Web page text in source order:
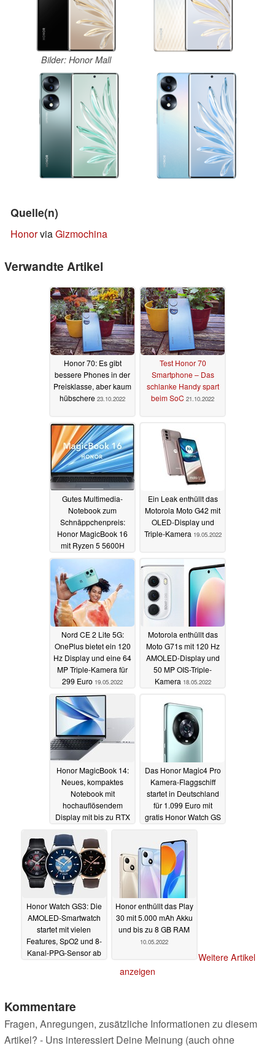
Bilder: Honor Mall
Quelle(n)
HonorviaGizmochina
Verwandte Artikel
Honor 70: Es gibt
bessere Phones in der
Preisklasse, aber kaum
hübschere 23.10.2022
Test Honor 70
Smartphone – Das
schlanke Handy spart
beim SoC 21.10.2022
Gutes Multimedia-
Notebook zum
Schnäppchenpreis:
Honor MagicBook 16
mit Ryzen 5 5600H
und 144 Hz stark
reduziert19.05.2022
Ein Leak enthüllt das
Motorola Moto G42 mit
OLED-Display und
Triple-Kamera 19.05.2022
Nord CE 2 Lite 5G:
OnePlus bietet ein 120
Hz Display und eine 64
MP Triple-Kamera für
299 Euro 19.05.2022
Motorola enthüllt das
Moto G71s mit 120 Hz
AMOLED-Display und
50 MP OIS-Triple-
Kamera 18.05.2022
Honor MagicBook 14:
Neues, kompaktes
Notebook mit
hochauflösendem
Display mit bis zu RTX
16.05.2022
Das Honor Magic4 Pro
Kamera-Flaggschiff
startet in Deutschland
für 1.099 Euro mit
gratis Honor Watch GS
Honor Watch GS3: Die
AMOLED-Smartwatch
startet mit vielen
Features, SpO2 und 8-
Kanal-PPG-Sensor ab
Honor enthüllt das Play
30 mit 5.000 mAh Akku
und bis zu 8 GB RAM
10.05.2022
Weitere Artikel
anzeigen
Kommentare
Fragen, Anregungen, zusätzliche Informationen zu diesem
Artikel? - Uns interessiert Deine Meinung (auch ohne